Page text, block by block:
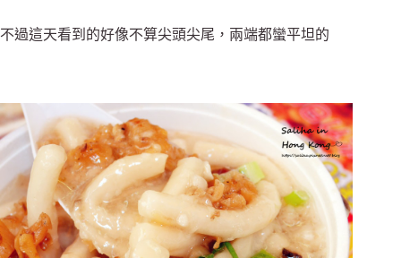
不過這天看到的好像不算尖頭尖尾，兩端都蠻平坦的